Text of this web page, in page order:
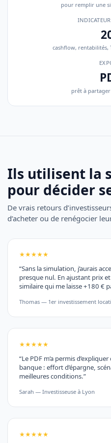
pour remplir une
cashflow, rentabilités,
prêt à
Ils utilisent la
pour décider
De vrais retours
d’acheter ou de renégocier
★★★★★
“Sans la simulation, j’aurais
presque nul. En ajustant prix
similaire qui me laisse +180 €
Thomas — 1er investissement
★★★★★
“Le PDF m’a permis
banque : effort d’épargne,
meilleures conditions.”
Sarah — Investisseuse à Lyon
★★★★★